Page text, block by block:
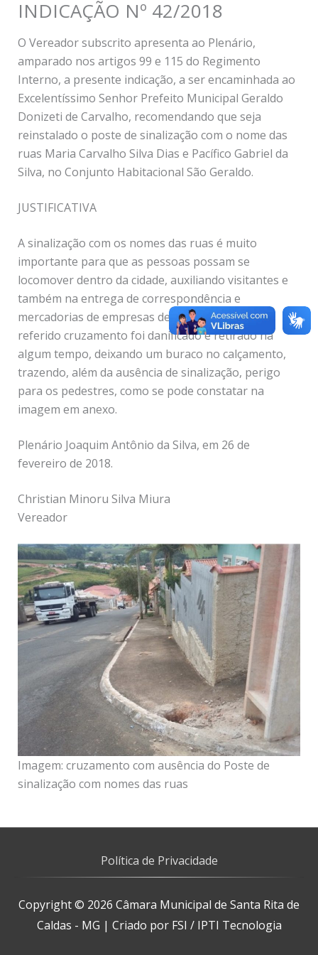
INDICAÇÃO Nº 42/2018
O Vereador subscrito apresenta ao Plenário,
amparado nos artigos 99 e 115 do Regimento
Interno, a presente indicação, a ser encaminhada ao
Excelentíssimo Senhor Prefeito Municipal Geraldo
Donizeti de Carvalho, recomendando que seja
reinstalado o poste de sinalização com o nome das
ruas Maria Carvalho Silva Dias e Pacífico Gabriel da
Silva, no Conjunto Habitacional São Geraldo.
JUSTIFICATIVA
A sinalização com os nomes das ruas é muito
importante para que as pessoas possam se
locomover dentro da cidade, auxiliando visitantes e
também na entrega de correspondência e
mercadorias de empresas de frete. O poste do
referido cruzamento foi danificado e retirado há
algum tempo, deixando um buraco no calçamento,
trazendo, além da ausência de sinalização, perigo
para os pedestres, como se pode constatar na
imagem em anexo.
Plenário Joaquim Antônio da Silva, em 26 de
fevereiro de 2018.
Christian Minoru Silva Miura
Vereador
Imagem: cruzamento com ausência do Poste de
sinalização com nomes das ruas
Política de Privacidade
Copyright © 2026 Câmara Municipal de Santa Rita de
Caldas - MG | Criado por FSI / IPTI Tecnologia